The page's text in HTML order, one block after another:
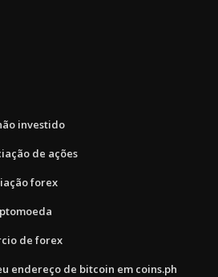
investido
de ações
forex
de forex
endereço de bitcoin em coins.ph